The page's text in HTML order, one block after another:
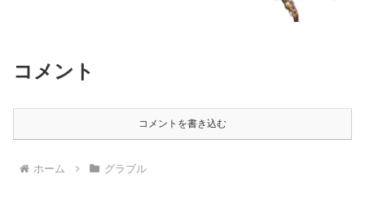
コメント
コメントを書き込む
ホーム グラブル